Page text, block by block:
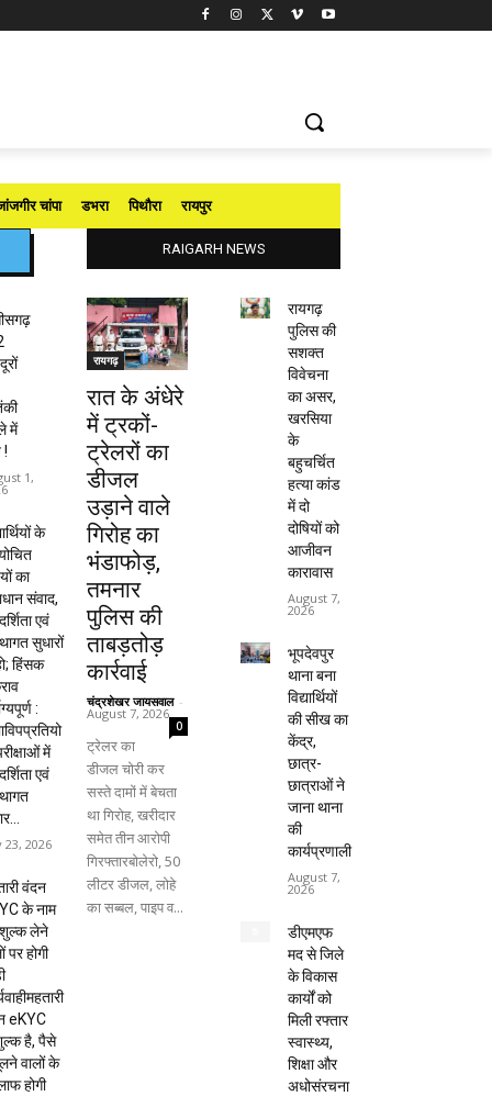
चांपा डभरा पिथौरा रायपुर
में
!
1,
के
का
संवाद,
एवं
सुधारों
हिंसक
:
में
एवं
23, 2026
वंदन
के नाम
लेने
पर होगी
eKYC
है, पैसे
वालों के
होगी
RAIGARH NEWS
रायगढ़
रात के अंधेरे
में ट्रकों-
ट्रेलरों का
डीजल
उड़ाने वाले
गिरोह का
भंडाफोड़,
तमनार
पुलिस की
ताबड़तोड़
कार्रवाई
चंद्रशेखर जायसवाल -
August 7, 2026
0
ट्रेलर का
डीजल चोरी कर
सस्ते दामों में बेचता
था गिरोह, खरीदार
समेत तीन आरोपी
गिरफ्तारबोलेरो, 50
लीटर डीजल, लोहे
का सब्बल, पाइप व...
रायगढ़
पुलिस की
सशक्त
विवेचना
का असर,
खरसिया
के
बहुचर्चित
हत्या कांड
में दो
दोषियों को
आजीवन
कारावास
August 7,
2026
भूपदेवपुर
थाना बना
विद्यार्थियों
की सीख का
केंद्र,
छात्र-
छात्राओं ने
जाना थाना
की
कार्यप्रणाली
August 7,
2026
डीएमएफ
मद से जिले
के विकास
कार्यों को
मिली रफ्तार
स्वास्थ्य,
शिक्षा और
अधोसंरचना